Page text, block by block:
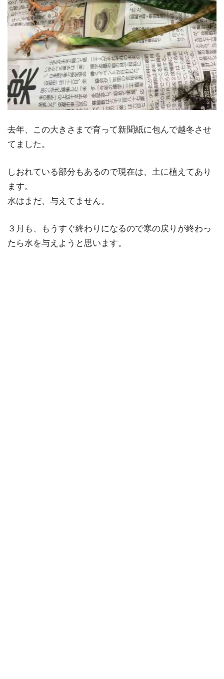
去年、この大きさまで育って新聞紙に包んで越冬させ
てました。
しおれている部分もあるので現在は、土に植えてあり
ます。
水はまだ、与えてません。
３月も、もうすぐ終わりになるので寒の戻りが終わっ
たら水を与えようと思います。